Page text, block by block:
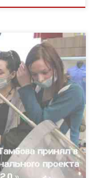
проекта
освоению
[…]